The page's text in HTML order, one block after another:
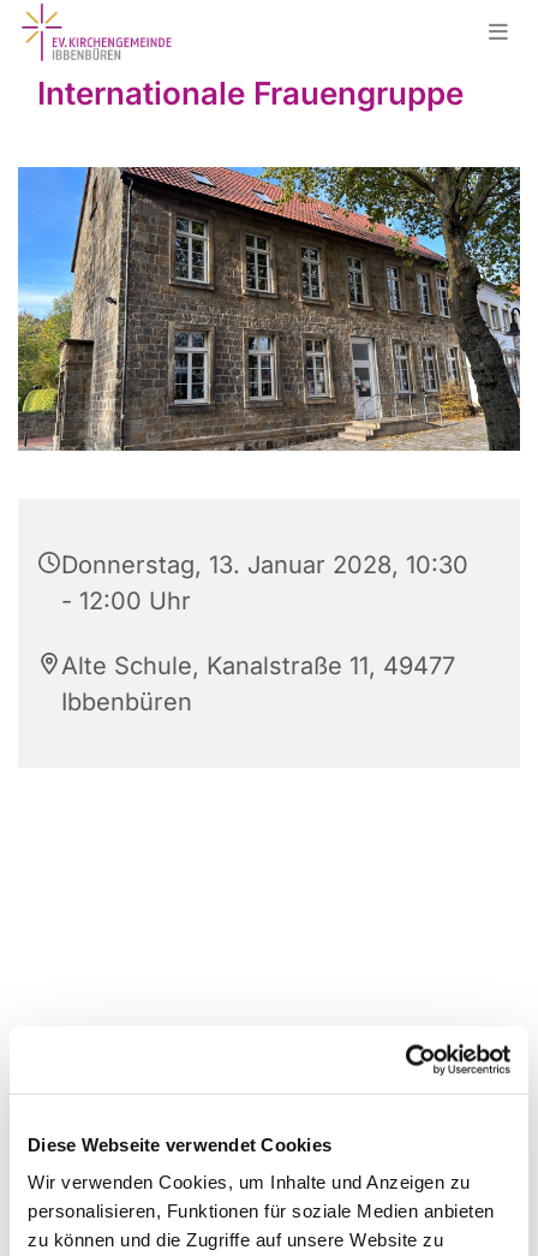
Diese Webseite verwendet Cookies
Wir verwenden Cookies, um Inhalte und Anzeigen zu
personalisieren, Funktionen für soziale Medien anbieten
zu können und die Zugriffe auf unsere Website zu
Internationale Frauengruppe
Donnerstag, 13. Januar 2028, 10:30
- 12:00 Uhr
Alte Schule, Kanalstraße 11, 49477
Ibbenbüren